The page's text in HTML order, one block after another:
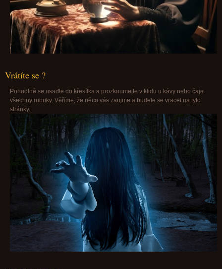
Vrátíte se ?
Pohodlně se usaďte do křesílka a prozkoumejte v klidu u kávy nebo čaje
všechny rubriky. Věříme, že něco vás zaujme a budete se vracet na tyto
stránky.